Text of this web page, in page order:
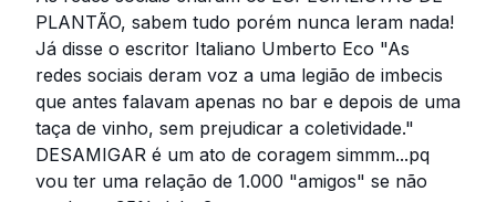
PLANTÃO, sabem tudo porém nunca leram nada!
Já disse o escritor Italiano Umberto Eco "As
redes sociais deram voz a uma legião de imbecis
que antes falavam apenas no bar e depois de uma
taça de vinho, sem prejudicar a coletividade."
DESAMIGAR é um ato de coragem simmm...pq
vou ter uma relação de 1.000 "amigos" se não